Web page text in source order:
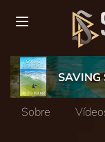
SAVING
Sobre